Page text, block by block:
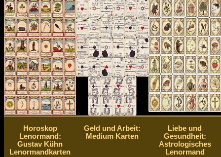
Horoskop
Lenormand:
Gustav Kühn
Lenormandkarten
Geld und Arbeit:
Medium Karten
Liebe und
Gesundheit:
Astrologisches
Lenormand